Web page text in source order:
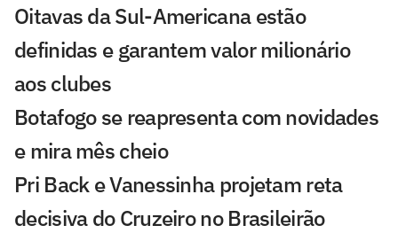
Oitavas da Sul-Americana estão
definidas e garantem valor milionário
aos clubes
Botafogo se reapresenta com novidades
e mira mês cheio
Pri Back e Vanessinha projetam reta
decisiva do Cruzeiro no Brasileirão